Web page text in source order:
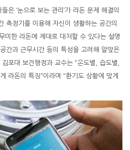
은 ‘눈으로 보는 관리’가 라돈 문제 해결의
측정기를 이용해 자신이 생활하는 공간의
미한 라돈에 제대로 대처할 수 있다는 설명
간과 근무시간 등의 특성을 고려해 알맞은
포대 보건행정과 교수는 “온도별, 습도별,
라돈의 특징”이라며 “환기도 상황에 맞게